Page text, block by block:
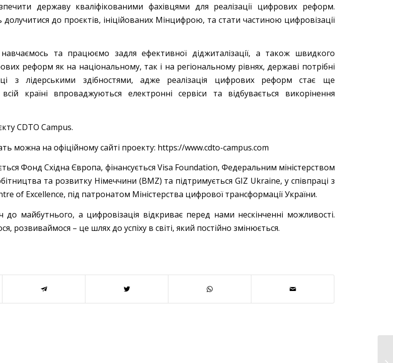
державу кваліфікованими фахівцями для реалізації цифрових реформ.
до проєктів, ініційованих Мінцифрою, та стати частиною цифровізації
навчаємось та працюємо задля ефективної діджиталізації, а також швидкого
реформ як на національному, так і на регіональному рівнях, державі потрібні
з лідерськими здібностями, адже реалізація цифрових реформ стає ще
країні впроваджуються електронні сервіси та відбувається викорінення
CDTO Campus.
можна на офіційному сайті проекту: https://www.cdto-campus.com
Фонд Східна Європа, фінансується Visa Foundation, Федеральним міністерством
та розвитку Німеччини (BMZ) та підтримується GIZ Ukraine, у співпраці з
of Excellence, під патронатом Міністерства цифрової трансформації України.
майбутнього, а цифровізація відкриває перед нами нескінченні можливості.
розвиваймося – це шлях до успіху в світі, який постійно змінюється.